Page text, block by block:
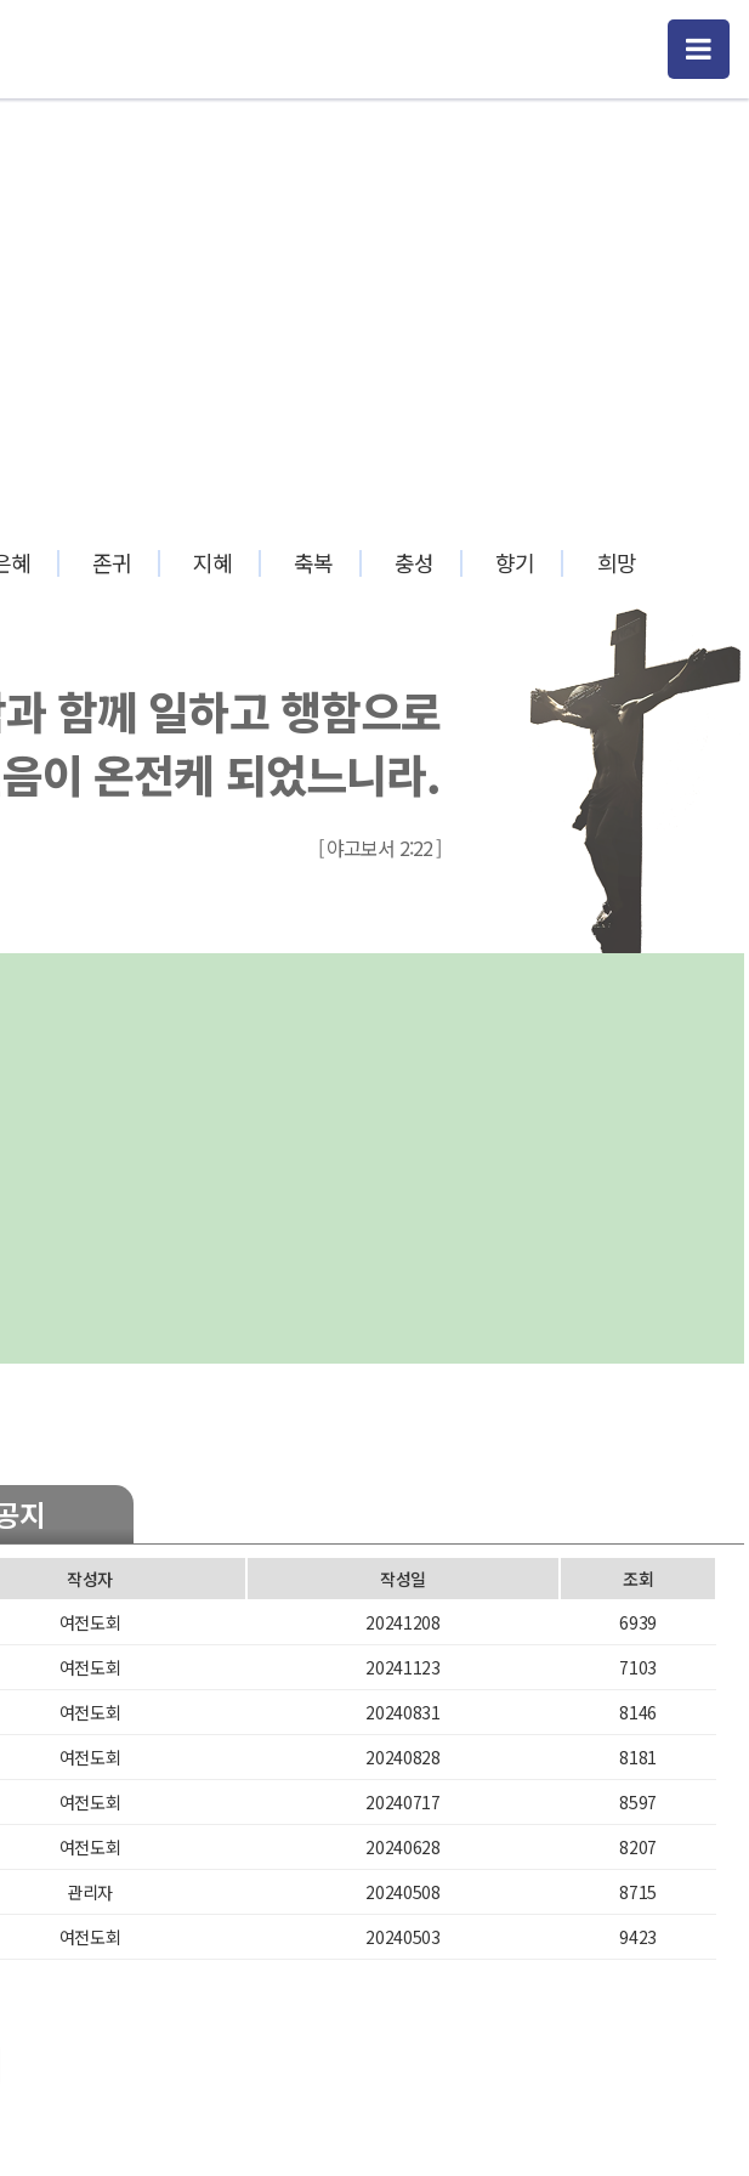
혜 존귀 지혜 축복 충성 향기 희망
함께 일하고 행함으로
이 온전케 되었느니라.
[ 야고보서 2:22 ]
지
작성자 작성일
조회
여전도회 20241208
6939
여전도회 20241123
7103
여전도회 20240831
8146
여전도회 20240828
8181
여전도회 20240717
8597
여전도회 20240628
8207
관리자 20240508
8715
여전도회 20240503 9423